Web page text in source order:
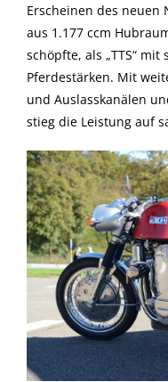
Erscheinen des neuen
aus 1.177 ccm
schöpfte, als „TTS“
Pferdestärken. Mit
und Auslasskanälen
stieg die Leistung auf